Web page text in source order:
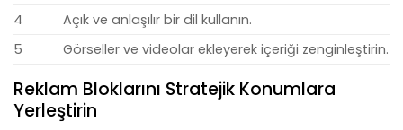
4
Açık ve anlaşılır bir dil kullanın.
5
Görseller ve videolar ekleyerek içeriği zenginleştirin.
Reklam Bloklarını Stratejik Konumlara
Yerleştirin